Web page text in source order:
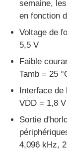
À propos de
Visite de
Contrôle
Contactez-
semaine,
en fonction
Voltage de
5,5 V
Faible
Tamb = 25
Interface de
VDD = 1,8
Sortie
4,096 kHz,